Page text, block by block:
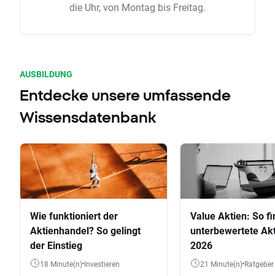
die Uhr, von Montag bis Freitag.
AUSBILDUNG
Entdecke unsere umfassende
Wissensdatenbank
Wie funktioniert der
Aktienhandel? So gelingt
der Einstieg
18 Minute(n) Investieren
Value Aktien: So
unterbewertete
2026
21 Minute(n) Ratgeber